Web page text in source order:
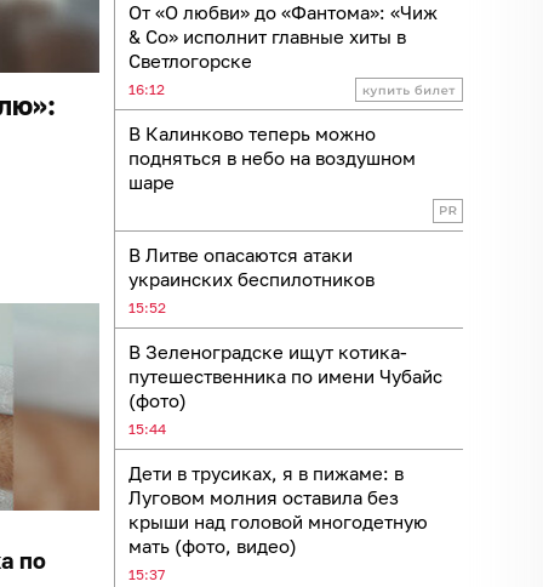
От «О любви» до «Фантома»: «Чиж
& Co» исполнит главные хиты в
Светлогорске
16:12
В Калинково теперь можно
подняться в небо на воздушном
шаре
В Литве опасаются атаки
украинских беспилотников
15:52
В Зеленоградске ищут котика-
путешественника по имени Чубайс
(фото)
15:44
Дети в трусиках, я в пижаме: в
Луговом молния оставила без
крыши над головой многодетную
мать (фото, видео)
15:37
по